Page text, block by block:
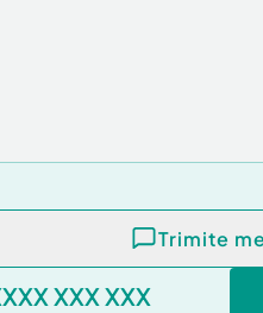
Trimite
XXX XXX